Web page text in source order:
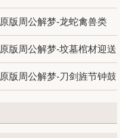
原版周公解梦-龙蛇禽兽类
原版周公解梦-坟墓棺材迎送
原版周公解梦-刀剑旌节钟鼓